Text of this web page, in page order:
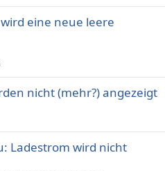
eine neue leere
nicht (mehr?) angezeigt
Ladestrom wird nicht